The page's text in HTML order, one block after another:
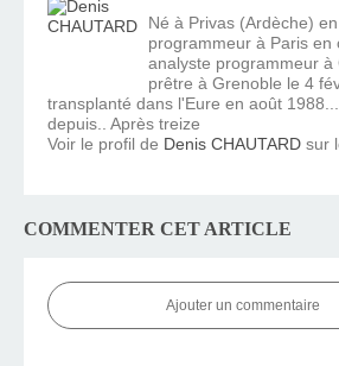
Né à Privas (Ardèche)
programmeur à Paris en
analyste programmeur à
prêtre à Grenoble le 4
transplanté dans l'Eure en août
depuis.. Après treize
Voir le profil de Denis CHAUTARD sur
COMMENTER CET ARTICLE
Ajouter un commentaire